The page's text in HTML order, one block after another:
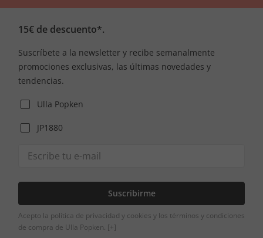
15€ de descuento*.
Suscríbete a la newsletter y recibe semanalmente
promociones exclusivas, las últimas novedades y
tendencias.
Ulla Popken
JP1880
Suscribirme
Acepto la política de privacidad y cookies y los términos y condiciones
de compra de Ulla Popken. [+]